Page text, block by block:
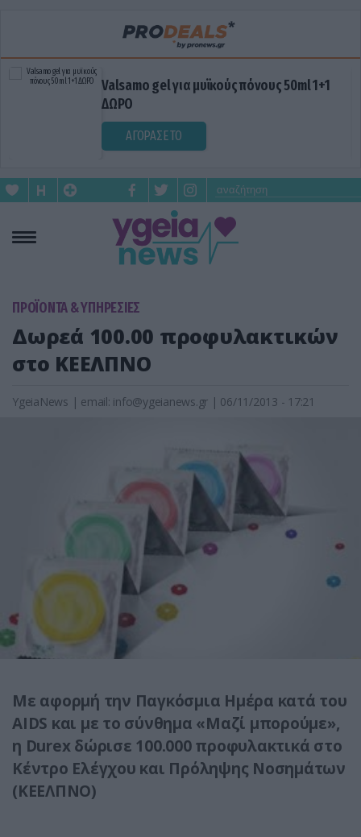
Valsamo gel για μυϊκούς πόνους 50ml 1+1
ΔΩΡΟ
ΑΓΟΡΑΣΕ ΤΟ
ΠΡΟΪΟΝΤΑ & ΥΠΗΡΕΣΙΕΣ
Δωρεά 100.00 προφυλακτικών
στο ΚΕΕΛΠΝΟ
YgeiaNews | email: info@ygeianews.gr | 06/11/2013 - 17:21
Με αφορμή την Παγκόσμια Ημέρα κατά του
AIDS και με το σύνθημα «Μαζί μπορούμε»,
η Durex δώρισε 100.000 προφυλακτικά στο
Κέντρο Ελέγχου και Πρόληψης Νοσημάτων
(ΚΕΕΛΠΝΟ)